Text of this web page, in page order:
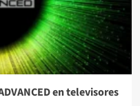
en televisores